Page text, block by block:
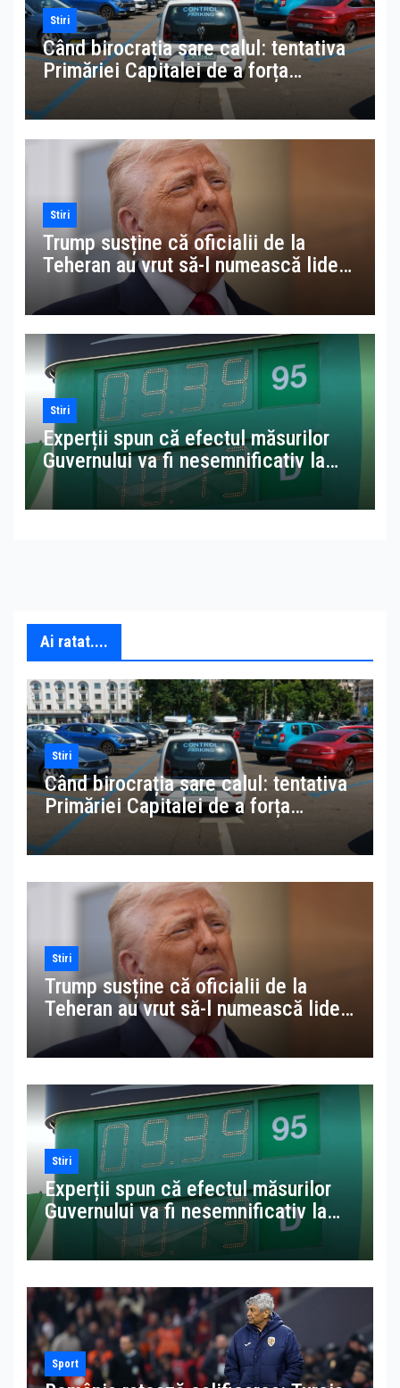
Stiri
Când birocrația sare calul: tentativa
Primăriei Capitalei de a forța
accesul la datele MAI pentru amenzi
la parcări ilegale
Stiri
Trump susține că oficialii de la
Teheran au vrut să-l numească lider
suprem al Iranului în locul lui
Khamenei
Stiri
Experții spun că efectul măsurilor
Guvernului va fi nesemnificativ la
pompă. Avem benzină mai scumpă
decât în Suedia
Ai ratat....
Stiri
Când birocrația sare calul: tentativa
Primăriei Capitalei de a forța
accesul la datele MAI pentru
amenzi la parcări ilegale
Stiri
Trump susține că oficialii de la
Teheran au vrut să-l numească lider
suprem al Iranului în locul lui
Khamenei
Stiri
Experții spun că efectul măsurilor
Guvernului va fi nesemnificativ la
pompă. Avem benzină mai scumpă
decât în Suedia
Sport